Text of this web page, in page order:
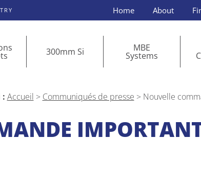
Home About
300mm Si MBE
Systems
: Accueil > Communiqués de presse > Nouvelle